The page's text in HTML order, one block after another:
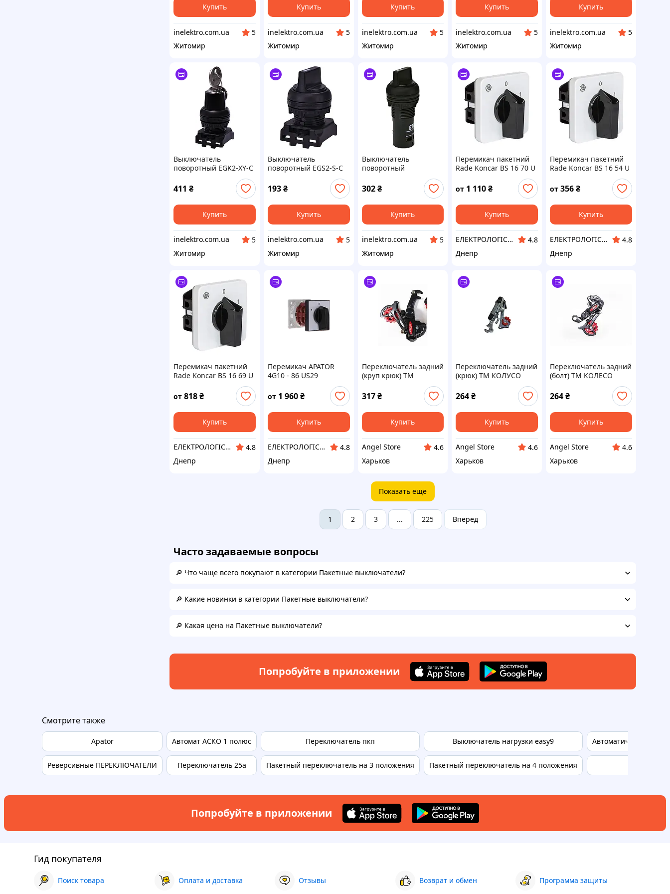
Купить
inelektro.com.ua
5
Житомир
Купить
inelektro.com.ua
5
Житомир
поворота 45°, красный)
Купить
inelektro.com.ua
5
Житомир
Купить
inelektro.com.ua
5
Житомир
Купить
inelektro.com.ua
5
Житомир
Выключатель
поворотный EGK2-XY-C
(2-х поз., с фиксацией
ключом, 0-1, 45°,
черный)
411 ₴
Купить
inelektro.com.ua
5
Житомир
Выключатель
поворотный EGS2-S-C
(2-х поз., без фиксации
0-1, 45°, черный)
193₴
Купить
inelektro.com.ua
5
Житомир
Выключатель
поворотный
моноблочный ECS2S-
N45-10 (1NO, 2-
позиционный, с
фиксацией 0-1, 45°,
черный), ETI
302 ₴
Купить
inelektro.com.ua
5
Житомир
Перемикач пакетний
Rade Koncar BS 16 70 U
от 1 110₴
Купить
ЕЛЕКТРОЛОГІСТИК
4.8
Днепр
Перемикач пакетний
Rade Koncar BS 16 54 U
от 356₴
Купить
ЕЛЕКТРОЛОГІСТИК
4.8
Днепр
Перемикач пакетний
Rade Koncar BS 16 69 U
от 818₴
Купить
ЕЛЕКТРОЛОГІСТИК
4.8
Днепр
Перемикач APATOR
4G10 - 86 US29
от 1 960₴
Купить
ЕЛЕКТРОЛОГІСТИК
4.8
Днепр
Переключатель задний
(круп крюк) ТМ
317 ₴
Купить
Angel Store
4.6
Харьков
Переключатель задний
(крюк) ТМ КОЛУСО
264₴
Купить
Angel Store
4.6
Харьков
Переключатель задний
(болт) ТМ КОЛЕСО
264₴
Купить
Angel Store
4.6
Харьков
Показать еще
1 2 3 ... 225 Вперед
Часто задаваемые вопросы
🔎 Что чаще всего покупают в категории Пакетные выключатели?
🔎 Какие новинки в категории Пакетные выключатели?
🔎 Какая цена на Пакетные выключатели?
Попробуйте в приложении
Смотрите также
Apator
Реверсивные ПЕРЕКЛЮЧАТЕЛИ
Автомат АСКО 1 полюс
Переключатель 25а
Переключатель пкп
Пакетный переключатель на 3 положения
Выключатель нагрузки easy9
Пакетный переключатель на 4 положения
Автоматический
Попробуйте в приложении
Гид покупателя
Поиск товара Оплата и доставка Отзывы Возврат и обмен Программа защиты